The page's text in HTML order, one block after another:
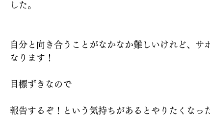
した。
自分と向き合うことがなかなか難しいけれど、サ
なります！
目標ずきなので
報告するぞ！という気持ちがあるとやりたくなっ